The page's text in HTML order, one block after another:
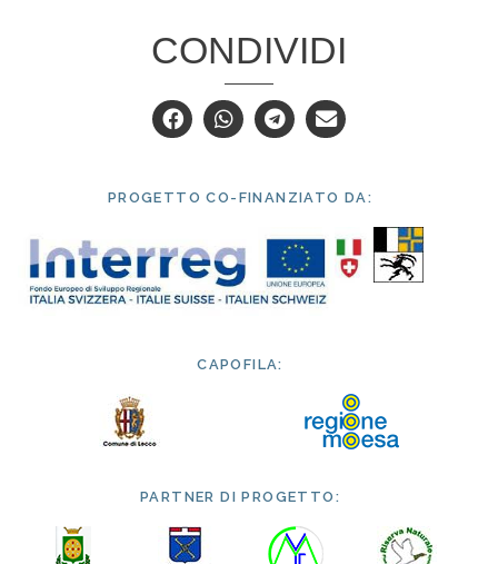
CONDIVIDI
PROGETTO CO-FINANZIATO DA:
CAPOFILA:
PARTNER DI PROGETTO: